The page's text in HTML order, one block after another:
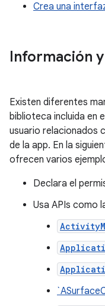
Crea una
Información
Existen diferentes
biblioteca incluida en
usuario relacionados
de la app. En la
ofrecen varios
Declara el
Usa APIs como